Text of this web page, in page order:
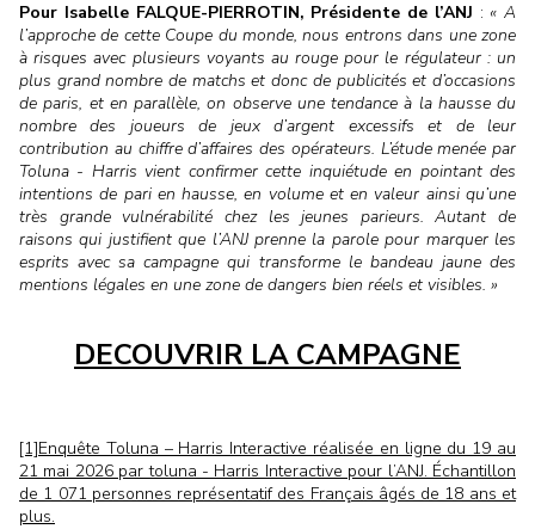
Pour Isabelle FALQUE-PIERROTIN, Présidente de l’ANJ : « A
l’approche de cette Coupe du monde, nous entrons dans une zone
à risques avec plusieurs voyants au rouge pour le régulateur : un
plus grand nombre de matchs et donc de publicités et d’occasions
de paris, et en parallèle, on observe une tendance à la hausse du
nombre des joueurs de jeux d’argent excessifs et de leur
contribution au chiffre d’affaires des opérateurs. L’étude menée par
Toluna - Harris vient confirmer cette inquiétude en pointant des
intentions de pari en hausse, en volume et en valeur ainsi qu’une
très grande vulnérabilité chez les jeunes parieurs. Autant de
raisons qui justifient que l’ANJ prenne la parole pour marquer les
esprits avec sa campagne qui transforme le bandeau jaune des
mentions légales en une zone de dangers bien réels et visibles. »
DECOUVRIR LA CAMPAGNE
[1]Enquête Toluna – Harris Interactive réalisée en ligne du 19 au
21 mai 2026 par toluna - Harris Interactive pour l’ANJ. Échantillon
de 1 071 personnes représentatif des Français âgés de 18 ans et
plus.